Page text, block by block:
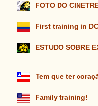
FOTO DO
First training in
ESTUDO SOBRE
Tem que ter
Family training!